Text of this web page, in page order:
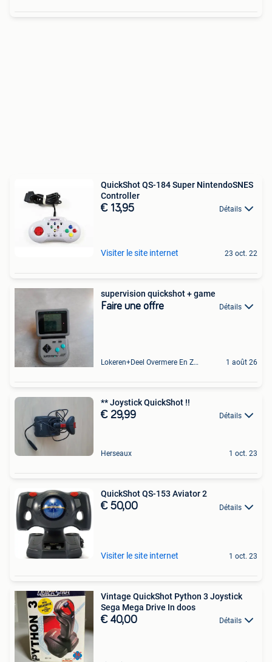
QuickShot QS-184 Super NintendoSNES
Controller
€ 13,95 Détails
Visiter le site internet 23 oct. 22
supervision quickshot + game
Faire une offre Détails
Lokeren+Deel Overmere En Zele 1 août 26
** Joystick QuickShot !!
€ 29,99 Détails
Herseaux 1 oct. 23
QuickShot QS-153 Aviator 2
€ 50,00 Détails
Visiter le site internet 1 oct. 23
Vintage QuickShot Python 3 Joystick
Sega Mega Drive In doos
€ 40,00 Détails